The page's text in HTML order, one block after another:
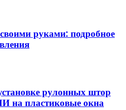
руками: подробное
рулонных штор
на пластиковые окна